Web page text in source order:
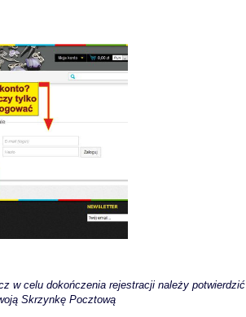
w celu dokończenia rejestracji należy potwierdzić
Skrzynkę Pocztową